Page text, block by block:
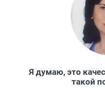
Я думаю, это
такой